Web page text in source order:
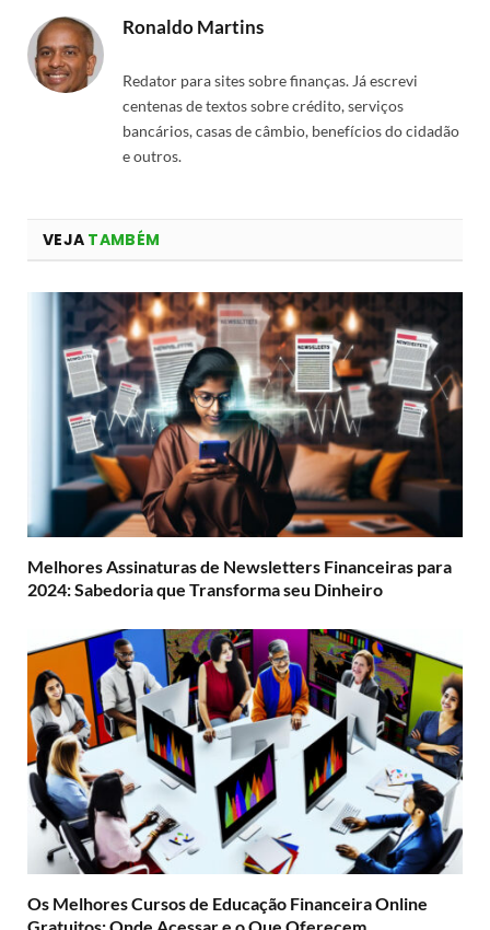
Ronaldo Martins
Redator para sites sobre finanças. Já escrevi
centenas de textos sobre crédito, serviços
bancários, casas de câmbio, benefícios do cidadão
e outros.
VEJA TAMBÉM
Melhores Assinaturas de Newsletters Financeiras para
2024: Sabedoria que Transforma seu Dinheiro
Os Melhores Cursos de Educação Financeira Online